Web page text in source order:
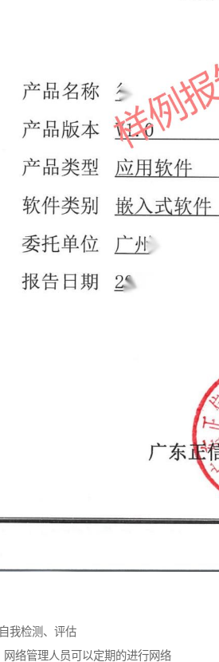
我检测、评估
络管理人员可以定期的进行网络